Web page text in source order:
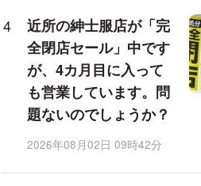
近所の紳士服店が「完
全閉店セール」中です
が、4カ月目に入って
も営業しています。問
題ないのでしょうか？
2026年08月02日 09時42分